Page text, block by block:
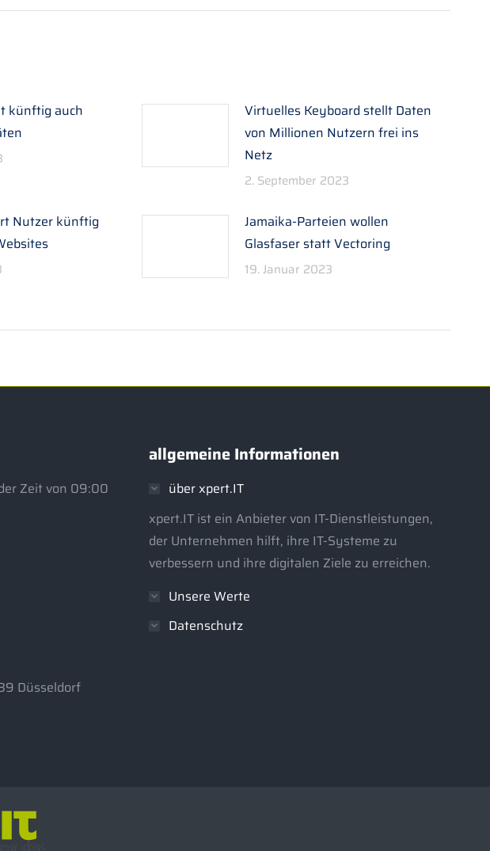
künftig auch
Virtuelles Keyboard stellt Daten
von Millionen Nutzern frei ins
Netz
2. September 2023
Nutzer künftig
Jamaika-Parteien wollen
Glasfaser statt Vectoring
19. Januar 2023
Zeit von 09:00
Düsseldorf
allgemeine Informationen
über xpert.IT
xpert.IT ist ein Anbieter von IT-Dienstleistungen,
der Unternehmen hilft, ihre IT-Systeme zu
verbessern und ihre digitalen Ziele zu erreichen.
Unsere Werte
Datenschutz